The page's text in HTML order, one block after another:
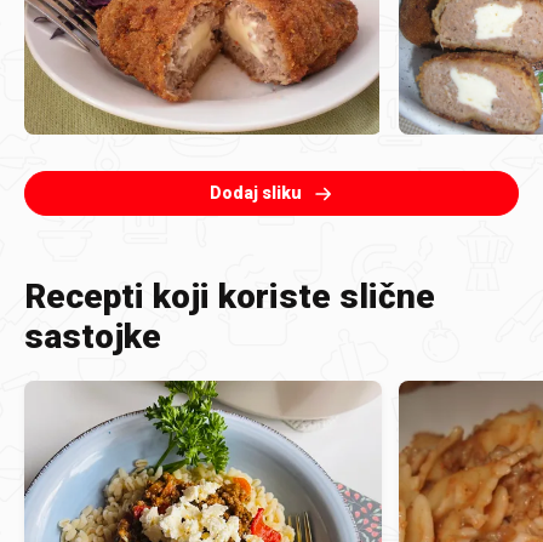
Dodaj sliku
Recepti koji koriste slične
sastojke